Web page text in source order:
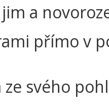
a
přímo v
ze svého